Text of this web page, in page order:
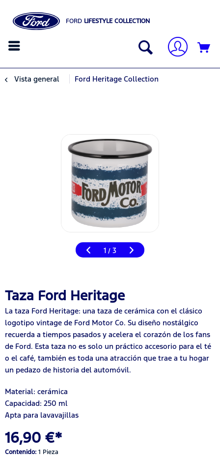
FORD LIFESTYLE COLLECTION
Vista general Ford Heritage Collection
1 / 3
Taza Ford Heritage
La taza Ford Heritage: una taza de cerámica con el clásico
logotipo vintage de Ford Motor Co. Su diseño nostálgico
recuerda a tiempos pasados y acelera el corazón de los fans
de Ford. Esta taza no es solo un práctico accesorio para el té
o el café, también es toda una atracción que trae a tu hogar
un pedazo de historia del automóvil.
Material: cerámica
Capacidad: 250 ml
Apta para lavavajillas
16,90 €*
Contenido: 1 Pieza